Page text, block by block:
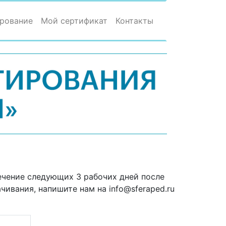
Мой сертификат Контакты
следующих 3 рабочих дней после
напишите нам на info@sferaped.ru